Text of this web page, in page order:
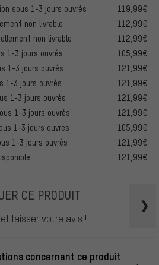
sous 1-3 jours ouvrés
119,99€
non livrable
112,99€
non livrable
112,99€
1-3 jours ouvrés
105,99€
1-3 jours ouvrés
121,99€
1-3 jours ouvrés
121,99€
1-3 jours ouvrés
121,99€
1-3 jours ouvrés
121,99€
1-3 jours ouvrés
105,99€
1-3 jours ouvrés
121,99€
121,99€
CE PRODUIT
laisser votre avis !
concernant ce produit